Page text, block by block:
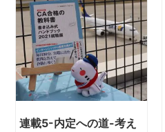
連載5-内定への道-考え